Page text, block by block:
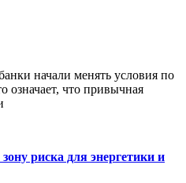
начали менять условия по
означает, что привычная
риска для энергетики и